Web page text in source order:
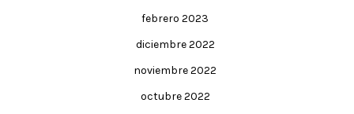
febrero 2023
diciembre 2022
noviembre 2022
octubre 2022